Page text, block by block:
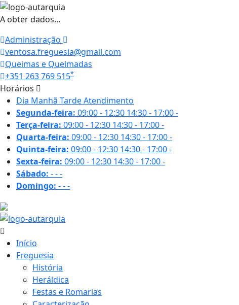
A obter dados...
Administração
ventosa.freguesia@gmail.com
Queimas e Queimadas
+351 263 769 515*
Horários
Dia Manhã TardeAtendimento
Segunda-feira: 09:00 - 12:30 14:30 - 17:00-
Terça-feira: 09:00 - 12:30 14:30 - 17:00-
Quarta-feira: 09:00 - 12:30 14:30 - 17:00-
Quinta-feira: 09:00 - 12:30 14:30 - 17:00-
Sexta-feira: 09:00 - 12:30 14:30 - 17:00-
Sábado: ---
Domingo: ---
Início
Freguesia
História
Heráldica
Festas e Romarias